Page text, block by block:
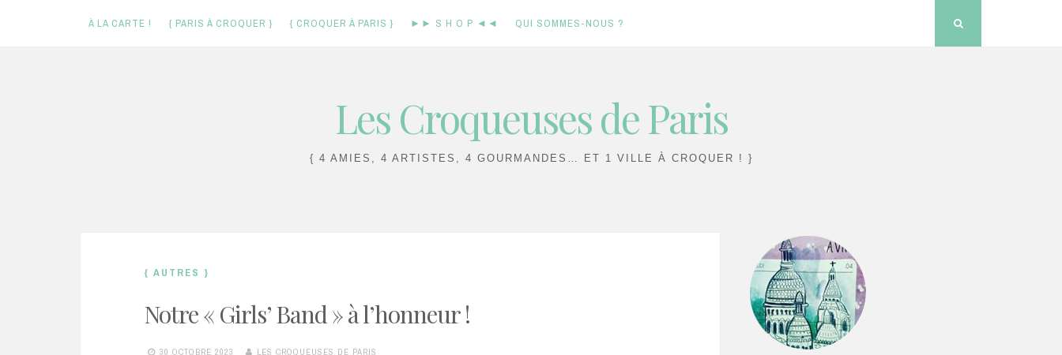
À LA CARTE ! { PARIS À CROQUER } { CROQUER À PARIS } ►► S H O P ◄◄ QUI SOMMES-NOUS ?
Les Croqueuses de Paris
{ 4 AMIES, 4 ARTISTES, 4 GOURMANDES… ET 1 VILLE À CROQUER ! }
{ AUTRES }
Notre « Girls’ Band » à l’honneur !
30 OCTOBRE 2023 LES CROQUEUSES DE PARIS